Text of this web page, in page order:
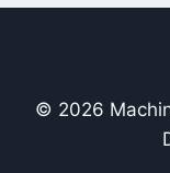
© 2026